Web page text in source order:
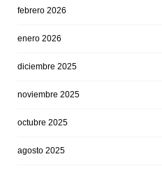
febrero 2026
enero 2026
diciembre 2025
noviembre 2025
octubre 2025
agosto 2025